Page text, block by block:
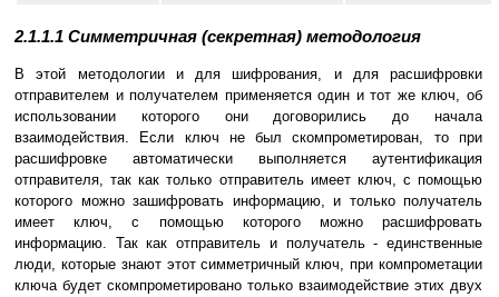
2.1.1.1 Симметричная (секретная) методология
В этой методологии и для шифрования, и для расшифровки
отправителем и получателем применяется один и тот же ключ, об
использовании которого они договорились до начала
взаимодействия. Если ключ не был скомпрометирован, то при
расшифровке автоматически выполняется аутентификация
отправителя, так как только отправитель имеет ключ, с помощью
которого можно зашифровать информацию, и только получатель
имеет ключ, с помощью которого можно расшифровать
информацию. Так как отправитель и получатель - единственные
люди, которые знают этот симметричный ключ, при компрометации
ключа будет скомпрометировано только взаимодействие этих двух